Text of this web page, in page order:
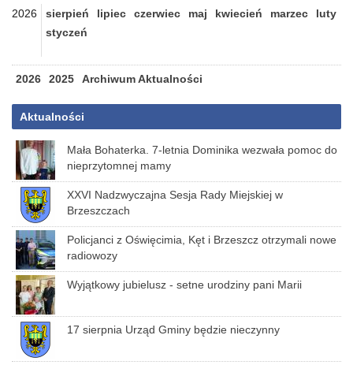
2026 sierpień lipiec czerwiec maj kwiecień marzec
luty
styczeń
2026 2025 Archiwum Aktualności
Aktualności
Mała Bohaterka. 7-letnia Dominika wezwała pomoc do
nieprzytomnej mamy
XXVI Nadzwyczajna Sesja Rady Miejskiej w
Brzeszczach
Policjanci z Oświęcimia, Kęt i Brzeszcz otrzymali nowe
radiowozy
Wyjątkowy jubielusz - setne urodziny pani Marii
17 sierpnia Urząd Gminy będzie nieczynny